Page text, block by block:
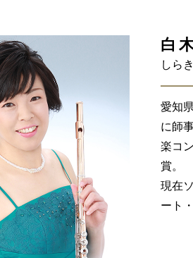
白
しら
愛知
に師
楽コ
賞。
現在
ート